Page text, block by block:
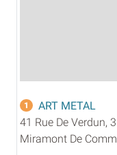
1
ART METAL
41 Rue De Verdun,
Miramont De